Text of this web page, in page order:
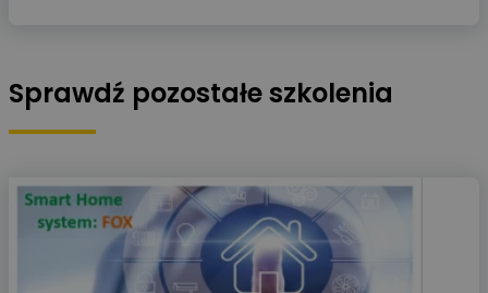
Sprawdź pozostałe szkolenia